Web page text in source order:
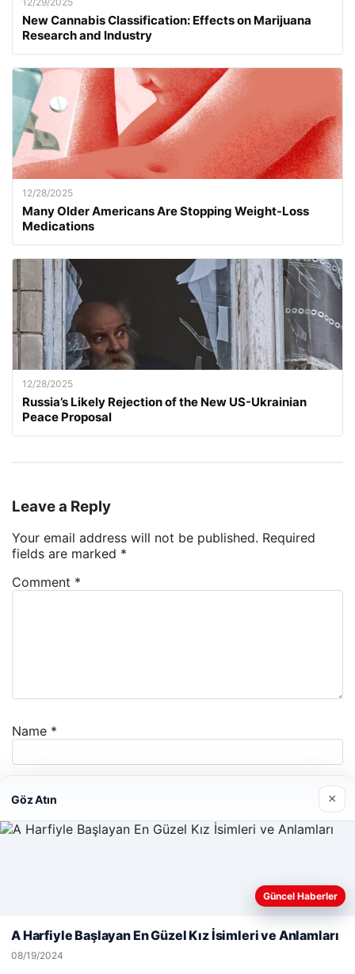
New Cannabis Classification: Effects on Marijuana
Research and Industry
12/28/2025
Many Older Americans Are Stopping Weight-Loss
Medications
12/28/2025
Russia’s Likely Rejection of the New US-Ukrainian
Peace Proposal
Leave a Reply
Your email address will not be published. Required
fields are marked *
Comment *
Name *
Email*
Save my name, email, and website in this browser for
the next time I comment.
Web sitemizi nasıl kullandığınızı daha iyi anlayabilmek,
deneyiminizi kişiselleştirmek ve geliştirmek amacıyla çerezler
Reddet Kabul Et
Göz Atın ×
Güncel Haberler
A Harfiyle Başlayan En Güzel Kız İsimleri ve Anlamları
08/19/2024